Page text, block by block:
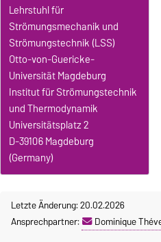
Lehrstuhl für
Strömungsmechanik und
Strömungstechnik (LSS)
Otto-von-Guericke-
Universität Magdeburg
Institut für Strömungstechnik
und Thermodynamik
Universitätsplatz 2
D-39106 Magdeburg
(Germany)
Letzte Änderung: 20.02.2026
Ansprechpartner:
Dominique